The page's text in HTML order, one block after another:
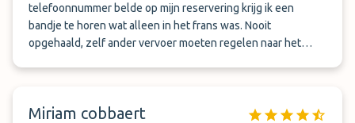
telefoonnummer belde op mijn reservering krijg ik een
bandje te horen wat alleen in het frans was. Nooit
opgehaald, zelf ander vervoer moeten regelen naar het
Miriam cobbaert